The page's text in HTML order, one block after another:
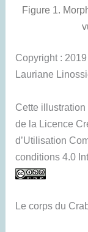
Figure 1.
Copyright :
Lauriane
Cette
de la Licence
d’Utilisation
conditions 4.0
Le corps du